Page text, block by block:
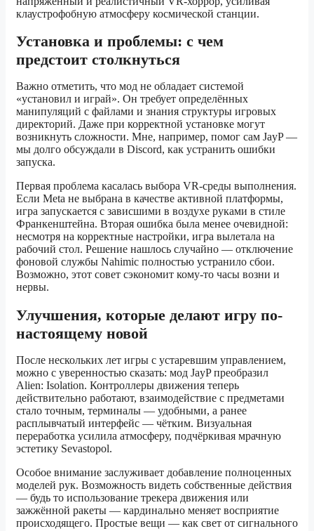
клаустрофобную атмосферу космической станции.
Установка и проблемы: с чем
предстоит столкнуться
Важно отметить, что мод не обладает системой
«установил и играй». Он требует определённых
манипуляций с файлами и знания структуры игровых
директорий. Даже при корректной установке могут
возникнуть сложности. Мне, например, помог сам JayP —
мы долго обсуждали в Discord, как устранить ошибки
запуска.
Первая проблема касалась выбора VR-среды выполнения.
Если Meta не выбрана в качестве активной платформы,
игра запускается с зависшими в воздухе руками в стиле
Франкенштейна. Вторая ошибка была менее очевидной:
несмотря на корректные настройки, игра вылетала на
рабочий стол. Решение нашлось случайно — отключение
фоновой службы Nahimic полностью устранило сбои.
Возможно, этот совет сэкономит кому-то часы возни и
нервы.
Улучшения, которые делают игру по-
настоящему новой
После нескольких лет игры с устаревшим управлением,
можно с уверенностью сказать: мод JayP преобразил
Alien: Isolation. Контроллеры движения теперь
действительно работают, взаимодействие с предметами
стало точным, терминалы — удобными, а ранее
расплывчатый интерфейс — чётким. Визуальная
переработка усилила атмосферу, подчёркивая мрачную
эстетику Sevastopol.
Особое внимание заслуживает добавление полноценных
моделей рук. Возможность видеть собственные действия
— будь то использование трекера движения или
зажжённой ракеты — кардинально меняет восприятие
происходящего. Простые вещи — как свет от сигнального